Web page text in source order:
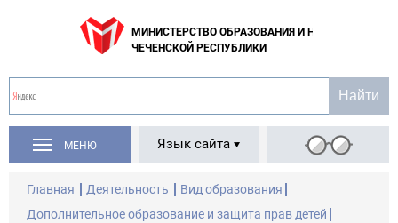
МИНИСТЕРСТВО ОБРАЗОВАНИЯ И НАУКИ
ЧЕЧЕНСКОЙ РЕСПУБЛИКИ
МЕНЮ Язык сайта
Главная Деятельность
Вид образования
Дополнительное образование и защита прав детей